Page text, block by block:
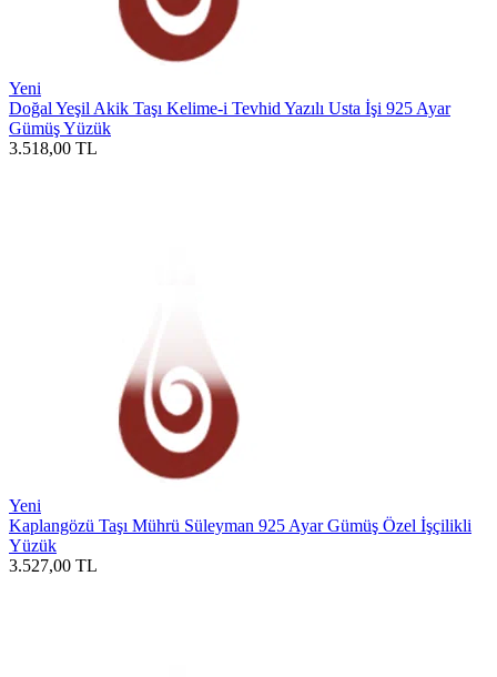
Yeni
Doğal Yeşil Akik Taşı Kelime-i Tevhid Yazılı Usta İşi 925 Ayar
Gümüş Yüzük
3.518,00 TL
Yeni
Kaplangözü Taşı Mührü Süleyman 925 Ayar Gümüş Özel İşçilikli
Yüzük
3.527,00 TL